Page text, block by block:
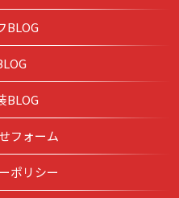
BLOG
BLOG
フォーム
ポリシー